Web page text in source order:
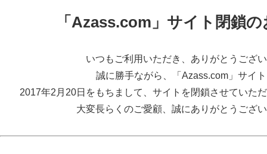
「Azass.com」サイト閉鎖
いつもご利用いただき、ありがとうござ
誠に勝手ながら、「Azass.com」サイ
2017年2月20日をもちまして、サイトを閉鎖させていた
大変長らくのご愛顧、誠にありがとうござ